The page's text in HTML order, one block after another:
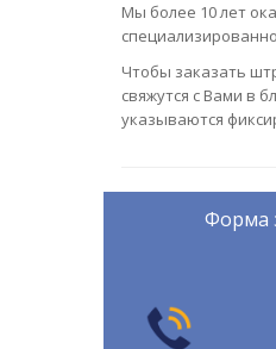
Мы более 10 лет
Чтобы заказать
свяжутся с Вами в
указываются
Форма